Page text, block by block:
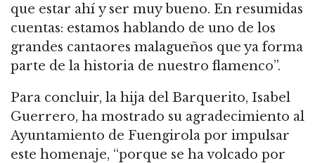
que estar ahí y ser muy bueno. En resumidas
cuentas: estamos hablando de uno de los
grandes cantaores malagueños que ya forma
parte de la historia de nuestro flamenco”.
Para concluir, la hija del Barquerito, Isabel
Guerrero, ha mostrado su agradecimiento al
Ayuntamiento de Fuengirola por impulsar
este homenaje, “porque se ha volcado por